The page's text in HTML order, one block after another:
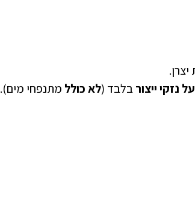
על נזקי ייצורבלבד (לא כולל מתנפחי מים).